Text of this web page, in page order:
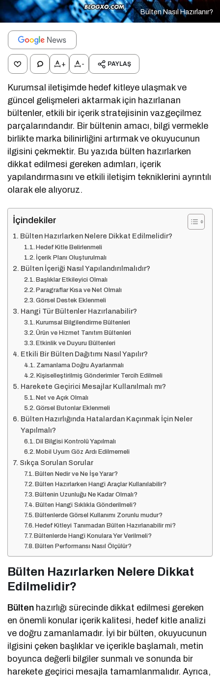
Bülten Nasıl Hazırlanır?
+ - PAYLAŞ
Kurumsal iletişimde hedef kitleye ulaşmak ve
güncel gelişmeleri aktarmak için hazırlanan
bültenler, etkili bir içerik stratejisinin vazgeçilmez
parçalarındandır. Bir bültenin amacı, bilgi vermekle
birlikte marka bilinirliğini artırmak ve okuyucunun
ilgisini çekmektir. Bu yazıda bülten hazırlarken
dikkat edilmesi gereken adımları, içerik
yapılandırmasını ve etkili iletişim tekniklerini ayrıntılı
olarak ele alıyoruz.
İçindekiler
Bülten Hazırlarken Nelere Dikkat Edilmelidir?
Hedef Kitle Belirlenmeli
İçerik Planı Oluşturulmalı
Bülten İçeriği Nasıl Yapılandırılmalıdır?
Başlıklar Etkileyici Olmalı
Paragraflar Kısa ve Net Olmalı
Görsel Destek Eklenmeli
Hangi Tür Bültenler Hazırlanabilir?
Kurumsal Bilgilendirme Bültenleri
Ürün ve Hizmet Tanıtım Bültenleri
Etkinlik ve Duyuru Bültenleri
Etkili Bir Bülten Dağıtımı Nasıl Yapılır?
Zamanlama Doğru Ayarlanmalı
Kişiselleştirilmiş Gönderimler Tercih Edilmeli
Harekete Geçirici Mesajlar Kullanılmalı mı?
Net ve Açık Olmalı
Görsel Butonlar Eklenmeli
Bülten Hazırlığında Hatalardan Kaçınmak İçin Neler
Yapılmalı?
Dil Bilgisi Kontrolü Yapılmalı
Mobil Uyum Göz Ardı Edilmemeli
Sıkça Sorulan Sorular
Bülten Nedir ve Ne İşe Yarar?
Bülten Hazırlarken Hangi Araçlar Kullanılabilir?
Bültenin Uzunluğu Ne Kadar Olmalı?
Bülten Hangi Sıklıkla Gönderilmeli?
Bültenlerde Görsel Kullanımı Zorunlu mudur?
Hedef Kitleyi Tanımadan Bülten Hazırlanabilir mi?
Bültenlerde Hangi Konulara Yer Verilmeli?
Bülten Performansı Nasıl Ölçülür?
Bülten Hazırlarken Nelere Dikkat
Edilmelidir?
Bülten hazırlığı sürecinde dikkat edilmesi gereken
en önemli konular içerik kalitesi, hedef kitle analizi
ve doğru zamanlamadır. İyi bir bülten, okuyucunun
ilgisini çeken başlıklar ve içerikle başlamalı, metin
boyunca değerli bilgiler sunmalı ve sonunda bir
harekete geçirici mesajla tamamlanmalıdır. Ayrıca,